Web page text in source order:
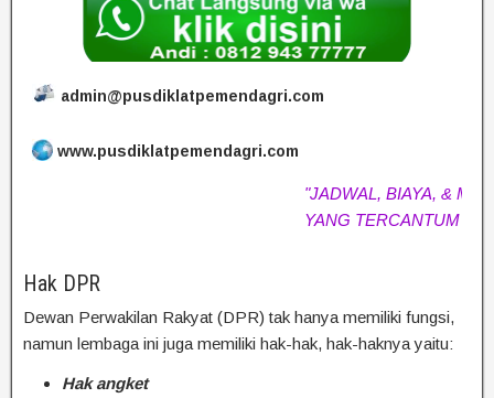
admin@pusdiklatpemendagri.com
www.pusdiklatpemendagri.com
"JADWAL, BIAYA, &
YANG TERCANTUM
Hak DPR
Dewan Perwakilan Rakyat (DPR) tak hanya memiliki fungsi,
namun lembaga ini juga memiliki hak-hak, hak-haknya yaitu:
Hak angket